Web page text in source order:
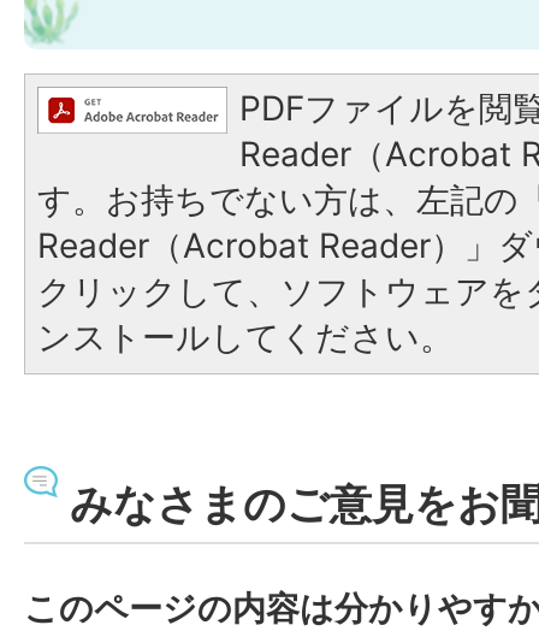
PDFファイルを閲
Reader（Acrobat
す。お持ちでない方は、左記の
Reader（Acrobat Reader）」
クリックして、ソフトウェア
ンストールしてください。
みなさまのご意見をお
このページの内容は分かりやす